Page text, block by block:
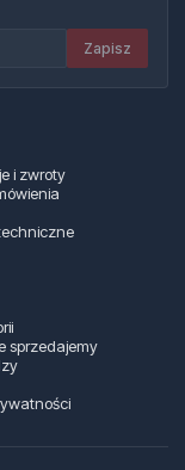
Zapisz
i zwroty
sprzedajemy